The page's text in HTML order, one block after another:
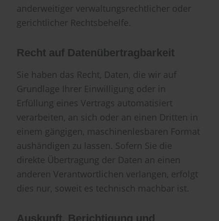
anderweitiger verwaltungsrechtlicher oder
gerichtlicher Rechtsbehelfe.
Recht auf Datenübertragbarkeit
Sie haben das Recht, Daten, die wir auf
Grundlage Ihrer Einwilligung oder in
Erfüllung eines Vertrags automatisiert
verarbeiten, an sich oder an einen Dritten in
einem gängigen, maschinenlesbaren Format
aushändigen zu lassen. Sofern Sie die
direkte Übertragung der Daten an einen
anderen Verantwortlichen verlangen, erfolgt
dies nur, soweit es technisch machbar ist.
Auskunft, Berichtigung und